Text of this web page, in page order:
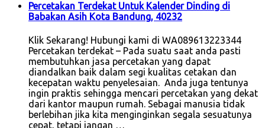
Percetakan Terdekat Untuk Kalender Dinding di
Babakan Asih Kota Bandung, 40232
Klik Sekarang! Hubungi kami di WA089613223344
Percetakan terdekat – Pada suatu saat anda pasti
membutuhkan jasa percetakan yang dapat
diandalkan baik dalam segi kualitas cetakan dan
kecepatan waktu penyelesaian. Anda juga tentunya
ingin praktis sehingga mencari percetakan yang dekat
dari kantor maupun rumah. Sebagai manusia tidak
berlebihan jika kita menginginkan segala sesuatunya
cepat, tetapi jangan …